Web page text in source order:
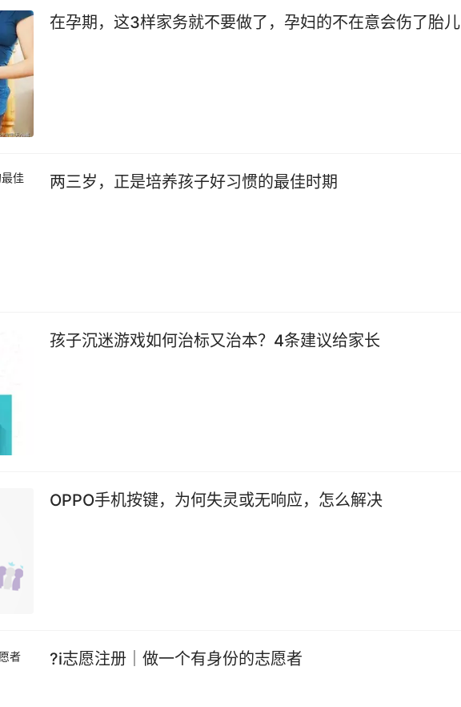
在孕期，这3样家务就不要做了，孕妇的不在意会伤了胎儿
两三岁，正是培养孩子好习惯的最佳时期
孩子沉迷游戏如何治标又治本？4条建议给家长
OPPO手机按键，为何失灵或无响应，怎么解决
?i志愿注册｜做一个有身份的志愿者